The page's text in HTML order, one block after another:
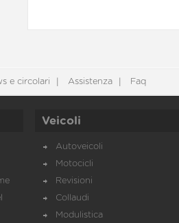
e circolari Assistenza Faq
Veicoli
Autoveicoli
Motocicli
Revisioni
Collaudi
Modulistica